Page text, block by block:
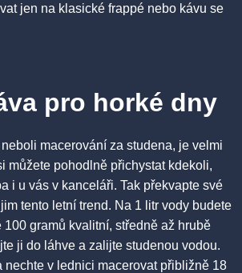
jen na klasické frappé nebo kávu se
pro horké dny
macerování za studena, je velmi
můžete pohodlně přichystat kdekoli,
i u vás v kanceláři. Tak překvapte své
tento letní trend. Na 1 litr vody budete
100 gramů kvalitní, středně až hrubě
ji do láhve a zalijte studenou vodou.
nechte v lednici macerovat přibližně 18